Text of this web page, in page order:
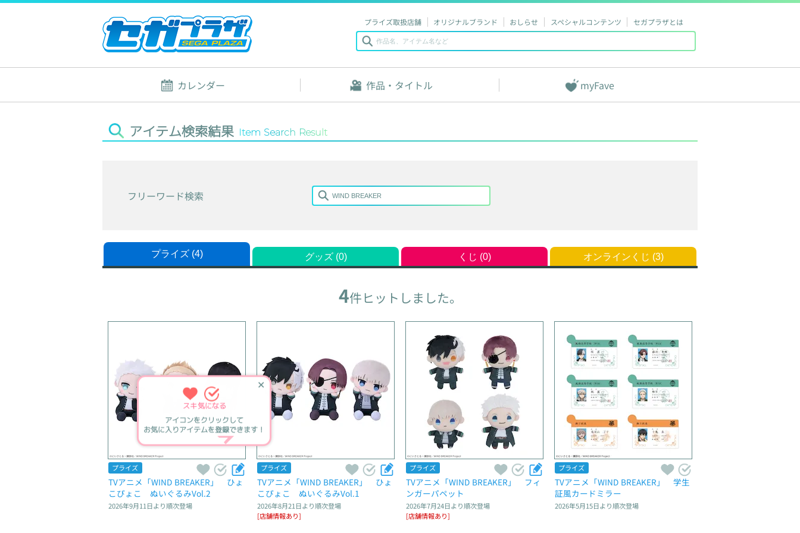
プライズ取扱店舗 オリジナルブランド おしらせ スペシャルコンテンツ セガプラザとは
カレンダー 作品・タイトル myFave
アイテム検索結果 Item Search Result
フリーワード検索
プライズ (4) グッズ (0) くじ (0) オンラインくじ (3)
4件ヒットしました。
プライズ
TVアニメ「WIND BREAKER」　ひょ
こぴょこ　ぬいぐるみVol.2
2026年9月11日より順次登場
プライズ
TVアニメ「WIND BREAKER」　ひょ
こぴょこ　ぬいぐるみVol.1
2026年8月21日より順次登場
[店舗情報あり]
プライズ
TVアニメ「WIND BREAKER」　フィ
ンガーパペット
2026年7月24日より順次登場
[店舗情報あり]
プライズ
TVアニメ「WIND BREAKER」　学生
証風カードミラー
2026年5月15日より順次登場
✕
スキ気になる
アイコンをクリックして
お気に入りアイテムを登録できます！